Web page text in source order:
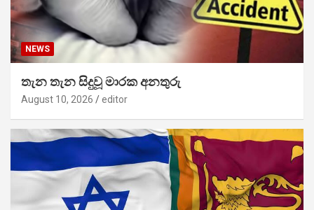
NEWS
තැන තැන සිදුවූ මාරක අනතුරු
August 10, 2026 editor